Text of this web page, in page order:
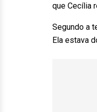
que Cecília
Segundo a
Ela estava